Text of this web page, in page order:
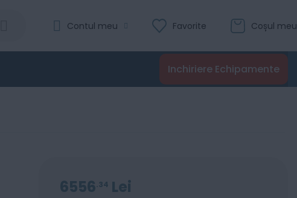
Coșul meu
Favorite
Contul meu
Inchiriere Echipamente
6556 34 Lei